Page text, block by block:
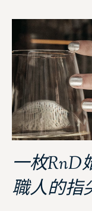
一枚RnD
職人的指